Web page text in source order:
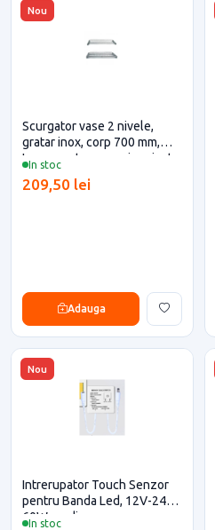
Nou
In stoc
Scurgator vase 2 nivele,
gratar inox, corp 700 mm,
Inoxa pentru casa si proiecte
209,50 lei
Adauga
Nou
In stoc
Intrerupator Touch Senzor
pentru Banda Led, 12V-24V,
60W, cu dimare